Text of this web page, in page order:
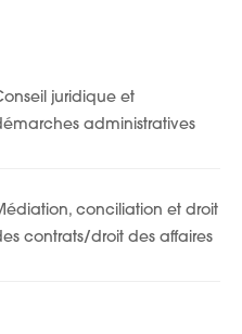
juridique et
administratives
conciliation et droit
contrats/droit des affaires